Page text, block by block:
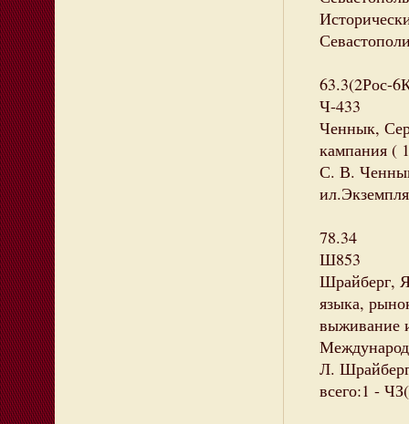
63.3(2Рос-
Ч-433
Ченнык,
кампания (
С. В.
78.34
Ш853
Шрайберг,
языка,
выживание
Л.
всего:1 -